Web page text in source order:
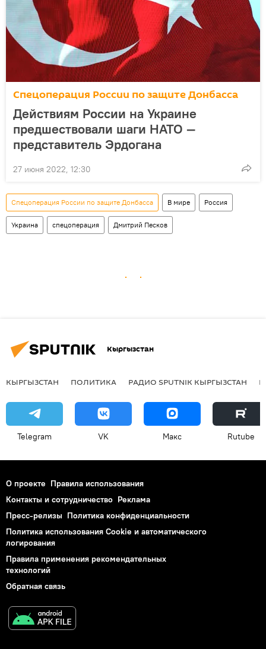
Спецоперация России по защите Донбасса
Действиям России на Украине
предшествовали шаги НАТО —
представитель Эрдогана
27 июня 2022, 12:30
Спецоперация России по защите Донбасса В мире Россия
Украина спецоперация Дмитрий Песков
Кыргызстан
КЫРГЫЗСТАН ПОЛИТИКА РАДИО SPUTNIK КЫРГЫЗСТАН
Telegram VK Макс Rutube
О проекте Правила использования
Контакты и сотрудничество Реклама
Пресс-релизы Политика конфиденциальности
Политика использования Cookie и автоматического
логирования
Правила применения рекомендательных
технологий
Обратная связь